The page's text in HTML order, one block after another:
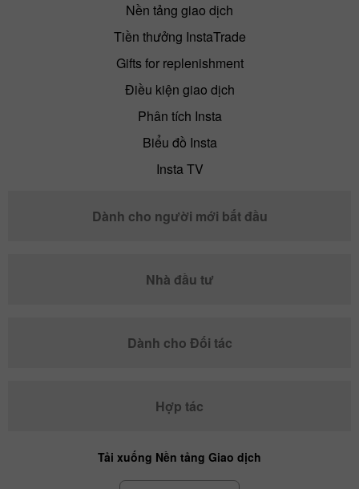
Nền tảng giao dịch
Tiền thưởng InstaTrade
Gifts for replenishment
Điều kiện giao dịch
Phân tích Insta
Biểu đồ Insta
Insta TV
Dành cho người mới bắt đầu
Nhà đầu tư
Dành cho Đối tác
Hợp tác
Tải xuống Nền tảng Giao dịch